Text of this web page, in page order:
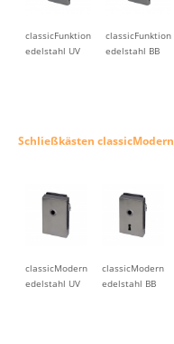
classicFunktion
edelstahl UV
classicFunktion
edelstahl BB
Schließkästen classicModern
classicModern
edelstahl UV
classicModern
edelstahl BB